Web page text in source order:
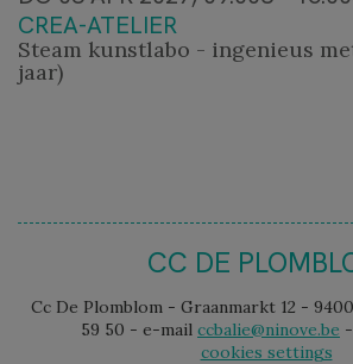
CREA-ATELIER
Steam kunstlabo - ingenieus
jaar)
CC DE
Cc De Plomblom - Graanmarkt 12 -
59 50 - e-mail ccbalie@ninove.be -
cookies settings